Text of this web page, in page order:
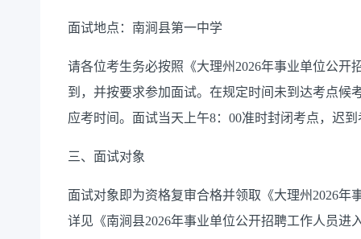
面试地点：南涧县第一中学
请各位考生务必按照《大理州2026年事业单位公
到，并按要求参加面试。在规定时间未到达考点候
应考时间。面试当天上午8：00准时封闭考点，迟
三、面试对象
面试对象即为资格复审合格并领取《大理州2026
详见《南涧县2026年事业单位公开招聘工作人员进